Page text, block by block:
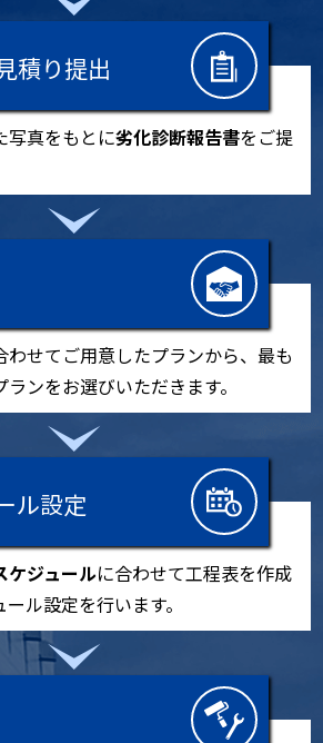
積り提出
写真をもとに劣化診断報告書をご提
わせてご用意したプランから、最も
ンをお選びいただきます。
ル設定
ケジュールに合わせて工程表を作成
ル設定を行います。